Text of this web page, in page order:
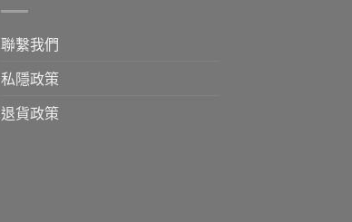
聯繫我們
私隱政策
退貨政策